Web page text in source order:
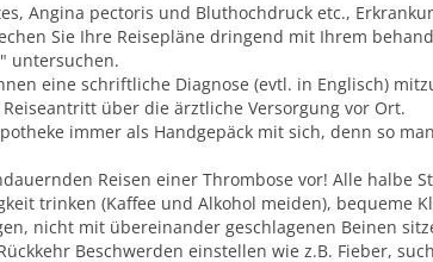
Angina pectoris und Bluthochdruck etc.,
Sie Ihre Reisepläne dringend mit Ihrem
untersuchen.
eine schriftliche Diagnose (evtl. in Englisch)
über die ärztliche Versorgung vor Ort.
immer als Handgepäck mit sich, denn so
Reisen einer Thrombose vor! Alle halbe
trinken (Kaffee und Alkohol meiden), bequeme
nicht mit übereinander geschlagenen Beinen
Beschwerden einstellen wie z.B. Fieber,